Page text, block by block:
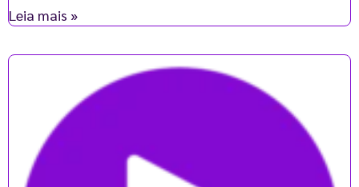
Leia mais »